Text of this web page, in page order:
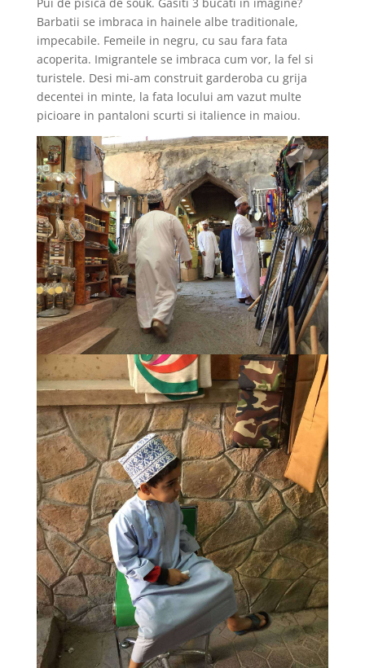
Barbatii se imbraca in hainele albe traditionale,
impecabile. Femeile in negru, cu sau fara fata
acoperita. Imigrantele se imbraca cum vor, la fel si
turistele. Desi mi-am construit garderoba cu grija
decentei in minte, la fata locului am vazut multe
picioare in pantaloni scurti si italience in maiou.